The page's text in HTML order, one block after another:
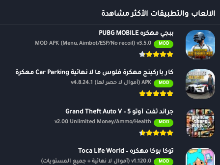
الالعاب والتطبيقات الأكثر مشاهدة
ببجي مهكره PUBG MOBILE
MOD
MOD APK (Menu, Aimbot/ESP/No recoil) v3.5.0
كار باركينج مهكرة فلوس ما لا نهائية Car Parking مهكرة
MOD APK (أموال لا حصر لها) v4.8.24.1
جراند ثفت أوتو 5 – Grand Theft Auto V
MOD
v2.00 Unlimited Money/Ammo/Health
توكا بوكا مهكره – Toca Life World
MOD v1.120.0 (أموال لا نهائية + جميع المستويات)